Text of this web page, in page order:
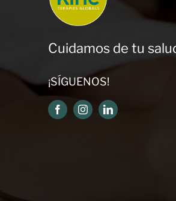
Cuidamos de tu
¡SÍGUENOS!